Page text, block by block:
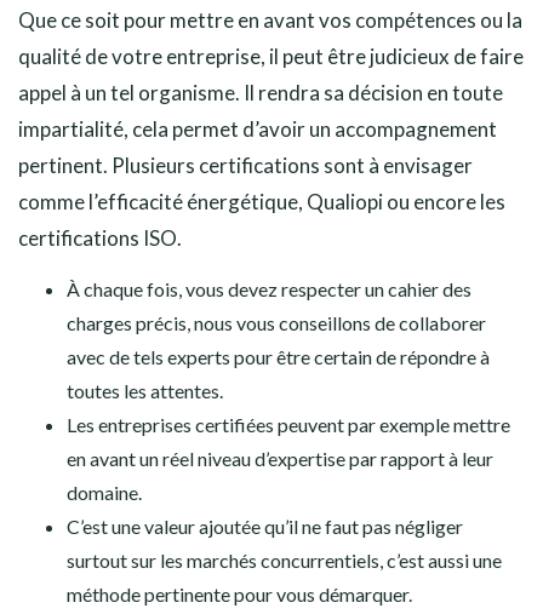
Que ce soit pour mettre en avant vos compétences ou la
qualité de votre entreprise, il peut être judicieux de faire
appel à un tel organisme. Il rendra sa décision en toute
impartialité, cela permet d’avoir un accompagnement
pertinent. Plusieurs certifications sont à envisager
comme l’efficacité énergétique, Qualiopi ou encore les
certifications ISO.
À chaque fois, vous devez respecter un cahier des
charges précis, nous vous conseillons de collaborer
avec de tels experts pour être certain de répondre à
toutes les attentes.
Les entreprises certifiées peuvent par exemple mettre
en avant un réel niveau d’expertise par rapport à leur
domaine.
C’est une valeur ajoutée qu’il ne faut pas négliger
surtout sur les marchés concurrentiels, c’est aussi une
méthode pertinente pour vous démarquer.